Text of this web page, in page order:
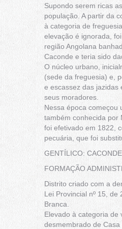
Supondo serem ricas
população. A partir da
à categoria de
elevação é ignorada,
região Angolana
Caconde e teria sido
O núcleo urbano,
(sede da freguesia) e,
e escassez das jazidas
seus moradores.
Nessa época começou
também conhecida por
foi efetivado em 1822,
pecuária, que foi
GENTÍLICO:
FORMAÇÃO
Distrito criado com a
Lei Provincial nº 15,
Branca.
Elevado à categoria de
desmembrado de